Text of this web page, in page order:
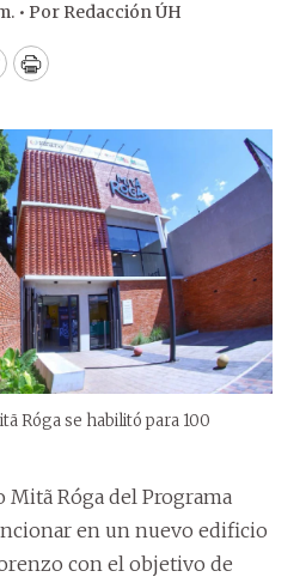
• Por Redacción ÚH
Print
Róga se habilitó para 100
Mitã Róga del Programa
en un nuevo edificio
con el objetivo de